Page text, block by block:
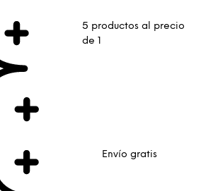
5 productos al precio
de 1
Envío gratis